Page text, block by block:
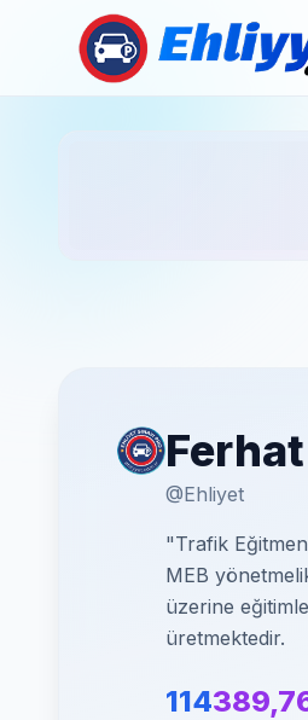
@Ehliyet
"Trafik
MEB
üzerine
üretmektedir.
114